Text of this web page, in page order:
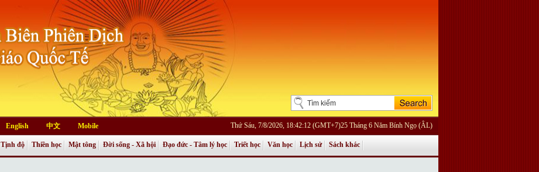
English 中文 Mobile Thứ Sáu, 7/8/2026, 18:42:12 (GMT+7)25 Tháng 6 Năm Bính Ngọ (ÂL)
Tịnh độ Thiền học Mật tông Đời sống - Xã hội Đạo đức - Tâm lý học Triết học Văn học Lịch sử Sách khác